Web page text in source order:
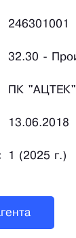
246301001
32.30 -
ПК
13.06.2018
1 (2025 г.)